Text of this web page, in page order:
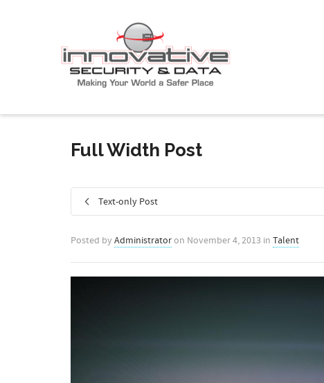
Full Width Post
Text-only Post
Posted by Administratoron November 4, 2013 in Talent